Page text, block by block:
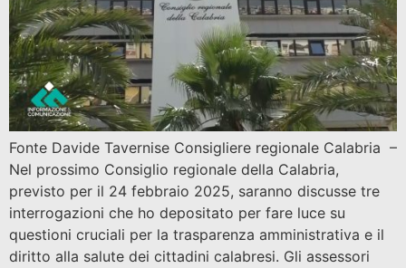
Fonte Davide Tavernise Consigliere regionale Calabria –
Nel prossimo Consiglio regionale della Calabria,
previsto per il 24 febbraio 2025, saranno discusse tre
interrogazioni che ho depositato per fare luce su
questioni cruciali per la trasparenza amministrativa e il
diritto alla salute dei cittadini calabresi. Gli assessori